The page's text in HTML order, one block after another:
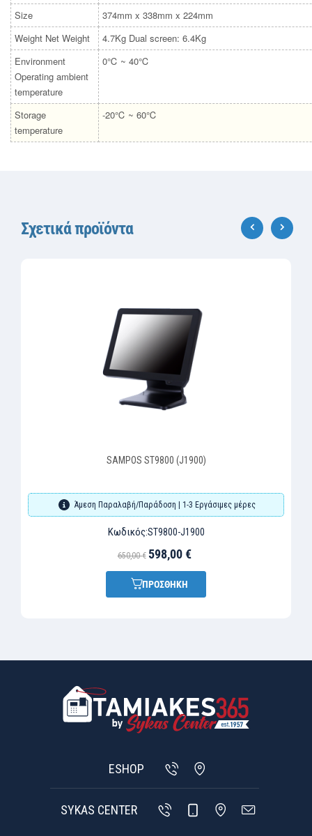
Size
374mm x 338mm x 224mm
Weight Net Weight
4.7Kg Dual screen: 6.4Kg
Environment
Operating ambient
temperature
0℃ ~ 40℃
Storage
temperature
-20℃ ~ 60℃
Σχετικά προϊόντα
SAMPOS ST9800 (J1900)
Άμεση Παραλαβή/Παράδοση | 1-3 Εργάσιμες μέρες
Κωδικός:ST9800-J1900
650,00 € 598,00 €
ΠΡΟΣΘΗΚΗ
ESHOP
SYKAS CENTER